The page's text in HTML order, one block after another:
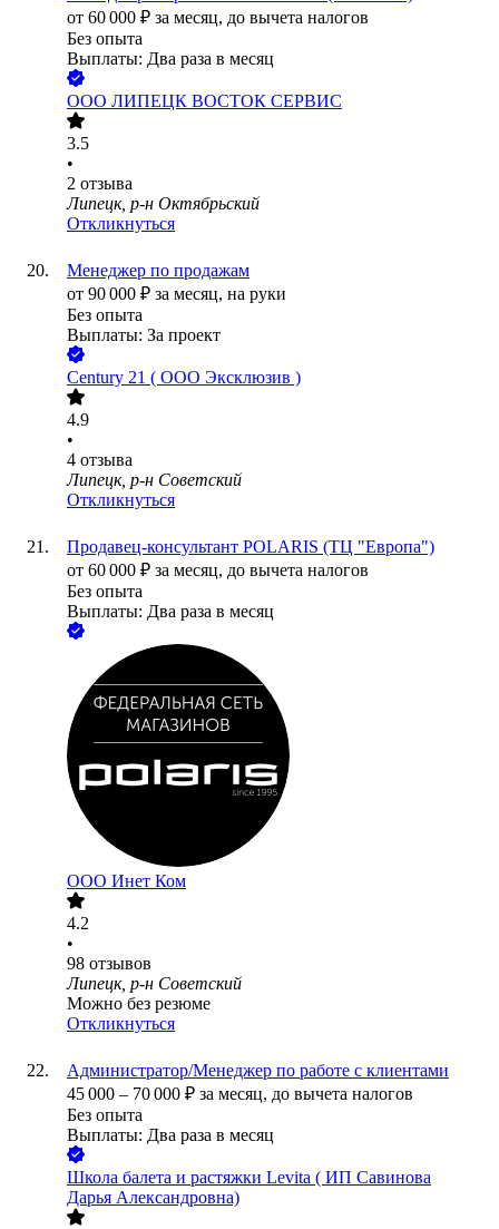
от 60 000 ₽ за месяц, до вычета налогов
Без опыта
Выплаты: Два раза в месяц
ООО ЛИПЕЦК ВОСТОК СЕРВИС
3.5
•
2 отзыва
Липецк, р-н Октябрьский
Откликнуться
Менеджер по продажам
от 90 000 ₽ за месяц, на руки
Без опыта
Выплаты: За проект
Century 21 ( ООО Эксклюзив )
4.9
•
4 отзыва
Липецк, р-н Советский
Откликнуться
Продавец-консультант POLARIS (ТЦ "Европа")
от 60 000 ₽ за месяц, до вычета налогов
Без опыта
Выплаты: Два раза в месяц
ООО Инет Ком
4.2
•
98 отзывов
Липецк, р-н Советский
Можно без резюме
Откликнуться
Администратор/Менеджер по работе с клиентами
45 000 – 70 000 ₽ за месяц, до вычета налогов
Без опыта
Выплаты: Два раза в месяц
Школа балета и растяжки Levita ( ИП Савинова
Дарья Александровна)